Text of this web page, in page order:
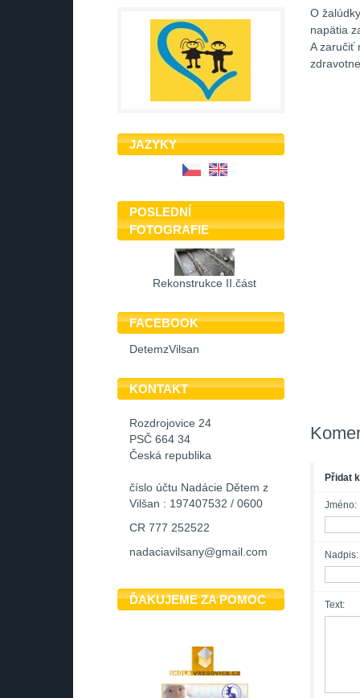
JAZYKY
POSLEDNÍ
FOTOGRAFIE
Rekonstrukce II.část
FACEBOOK
DetemzVilsan
KONTAKT
Rozdrojovice 24
PSČ 664 34
Česká republika
číslo účtu Nadácie Dětem z
Vilšan : 197407532 / 0600
CR 777 252522
nadaciavilsany@gmail.com
ĎAKUJEME ZA POMOC
O
napätia
A zaručiť
Přidat
Jméno:
Nadpis:
Text: